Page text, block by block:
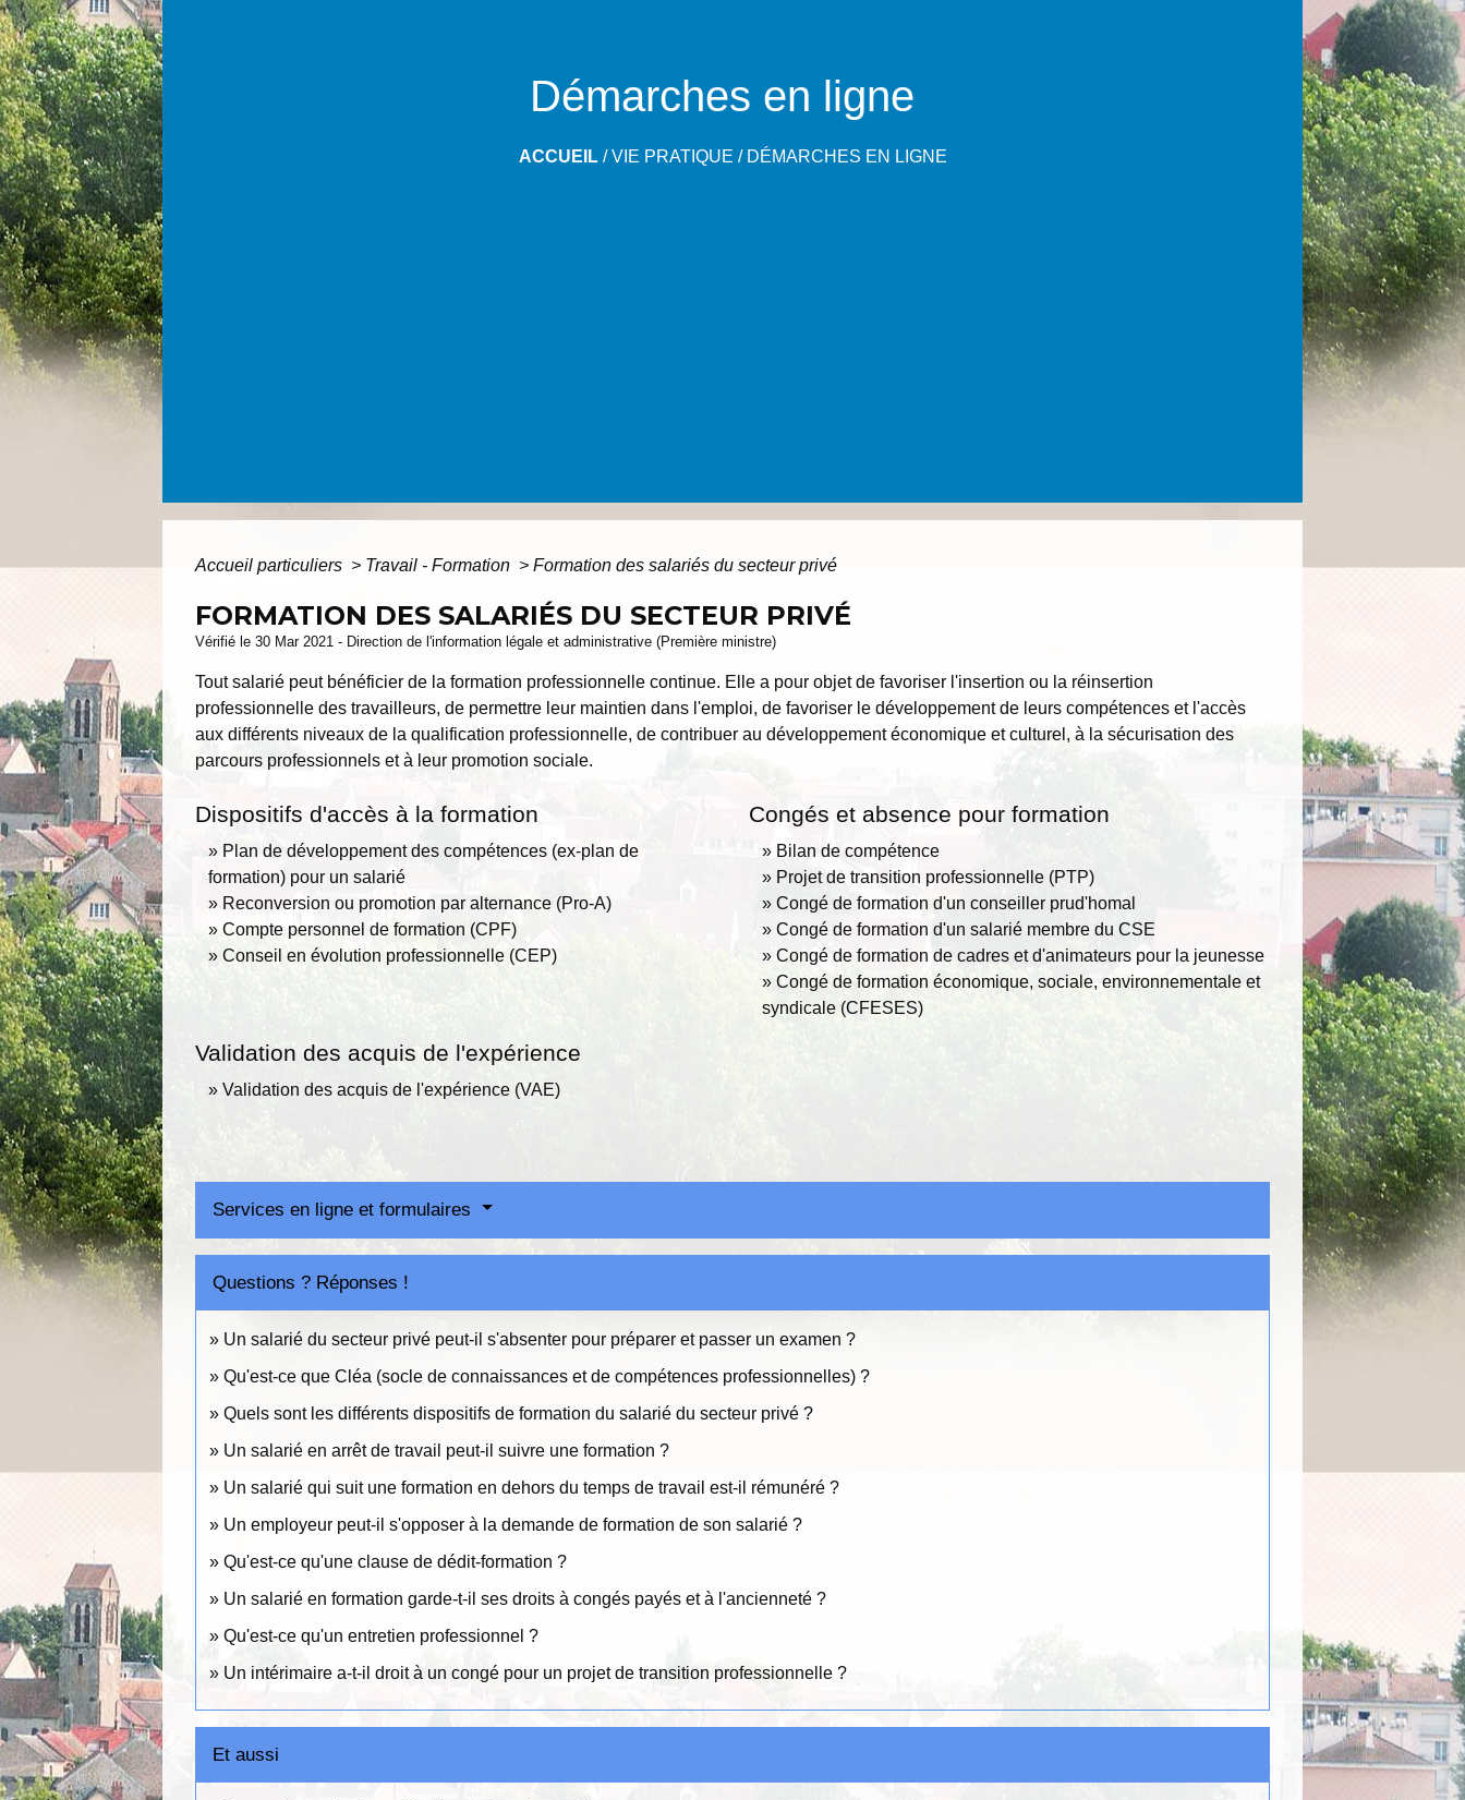
Démarches en ligne
ACCUEIL/VIE PRATIQUE / DÉMARCHES EN LIGNE
Accueil particuliers > Travail - Formation > Formation des salariés du secteur privé
FORMATION DES SALARIÉS DU SECTEUR PRIVÉ
Vérifié le 30 Mar 2021 - Direction de l'information légale et administrative (Première ministre)
Tout salarié peut bénéficier de la formation professionnelle continue. Elle a pour objet de favoriser l'insertion ou la réinsertion
professionnelle des travailleurs, de permettre leur maintien dans l'emploi, de favoriser le développement de leurs compétences et l'accès
aux différents niveaux de la qualification professionnelle, de contribuer au développement économique et culturel, à la sécurisation des
parcours professionnels et à leur promotion sociale.
Dispositifs d'accès à la formation
Plan de développement des compétences (ex-plan de
formation) pour un salarié
Reconversion ou promotion par alternance (Pro-A)
Compte personnel de formation (CPF)
Conseil en évolution professionnelle (CEP)
Congés et absence pour formation
Bilan de compétence
Projet de transition professionnelle (PTP)
Congé de formation d'un conseiller prud'homal
Congé de formation d'un salarié membre du CSE
Congé de formation de cadres et d'animateurs pour la jeunesse
Congé de formation économique, sociale, environnementale et
syndicale (CFESES)
Validation des acquis de l'expérience
Validation des acquis de l'expérience (VAE)
Services en ligne et formulaires
Questions ? Réponses !
Un salarié du secteur privé peut-il s'absenter pour préparer et passer un examen ?
Qu'est-ce que Cléa (socle de connaissances et de compétences professionnelles) ?
Quels sont les différents dispositifs de formation du salarié du secteur privé ?
Un salarié en arrêt de travail peut-il suivre une formation ?
Un salarié qui suit une formation en dehors du temps de travail est-il rémunéré ?
Un employeur peut-il s'opposer à la demande de formation de son salarié ?
Qu'est-ce qu'une clause de dédit-formation ?
Un salarié en formation garde-t-il ses droits à congés payés et à l'ancienneté ?
Qu'est-ce qu'un entretien professionnel ?
Un intérimaire a-t-il droit à un congé pour un projet de transition professionnelle ?
Et aussi